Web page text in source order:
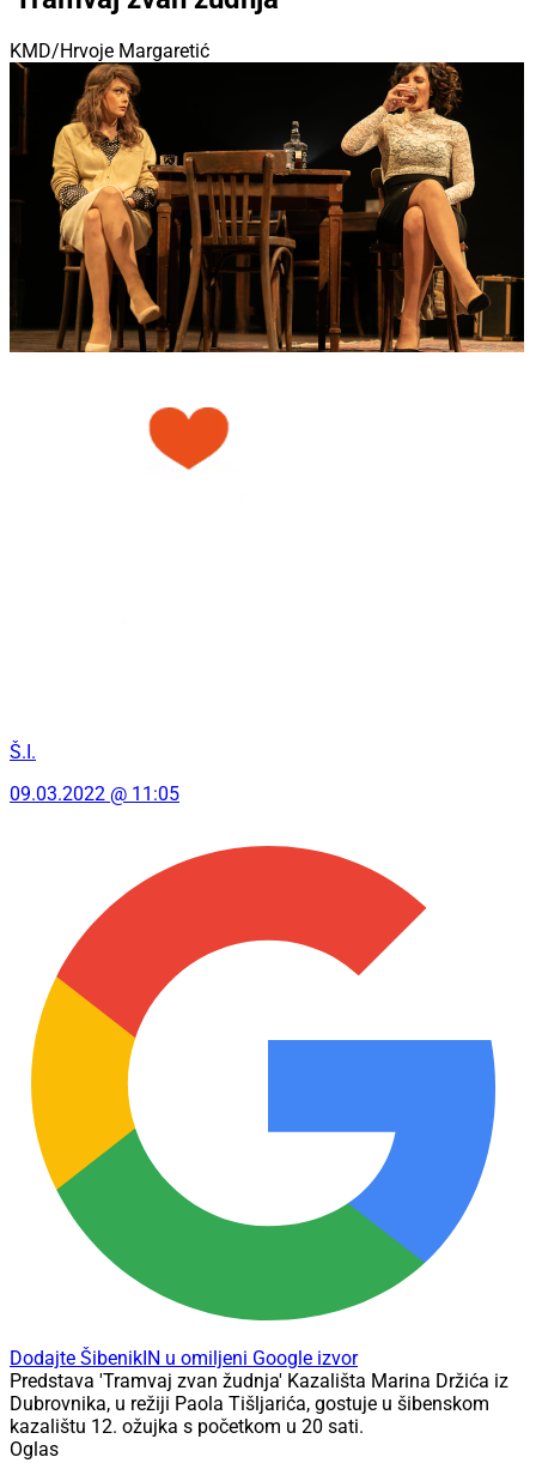
KMD/Hrvoje Margaretić
Š.I.
09.03.2022 @ 11:05
Dodajte ŠibenikIN u omiljeni Google izvor
Predstava 'Tramvaj zvan žudnja' Kazališta Marina Držića iz
Dubrovnika, u režiji Paola Tišljarića, gostuje u šibenskom
kazalištu 12. ožujka s početkom u 20 sati.
Oglas